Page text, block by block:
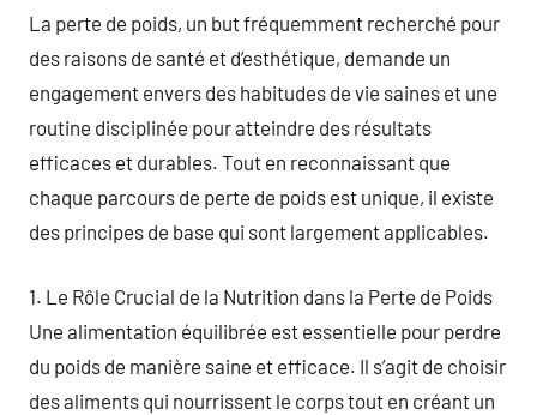
La perte de poids, un but fréquemment recherché pour
des raisons de santé et d’esthétique, demande un
engagement envers des habitudes de vie saines et une
routine disciplinée pour atteindre des résultats
efficaces et durables. Tout en reconnaissant que
chaque parcours de perte de poids est unique, il existe
des principes de base qui sont largement applicables.
1. Le Rôle Crucial de la Nutrition dans la Perte de Poids
Une alimentation équilibrée est essentielle pour perdre
du poids de manière saine et efficace. Il s’agit de choisir
des aliments qui nourrissent le corps tout en créant un